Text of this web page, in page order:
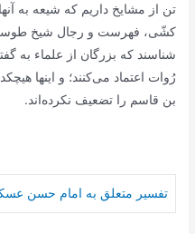
تن از مشایخ داریم كه شیعه به
كشّى، فهرست و رجال شیخ
شناسند كه بزرگان از علماء به
رُوات اعتماد مى‌كنند؛ و اینها
بن قاسم را تضعیف نكرده‌اند.
تفسیر متعلق به امام حسن